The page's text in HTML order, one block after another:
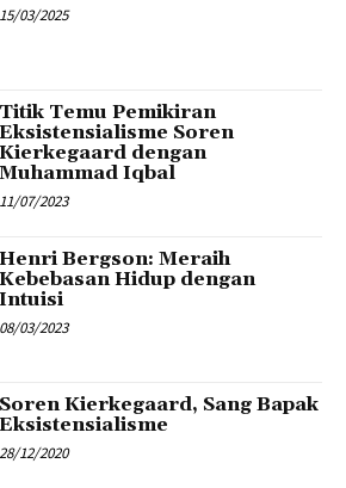
15/03/2025
Titik Temu Pemikiran
Eksistensialisme Soren
Kierkegaard dengan
Muhammad Iqbal
11/07/2023
Henri Bergson: Meraih
Kebebasan Hidup dengan
Intuisi
08/03/2023
Soren Kierkegaard, Sang Bapak
Eksistensialisme
28/12/2020